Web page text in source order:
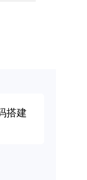
搭建